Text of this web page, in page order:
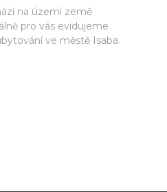
na území země
pro vás evidujeme
ve městě Isaba.